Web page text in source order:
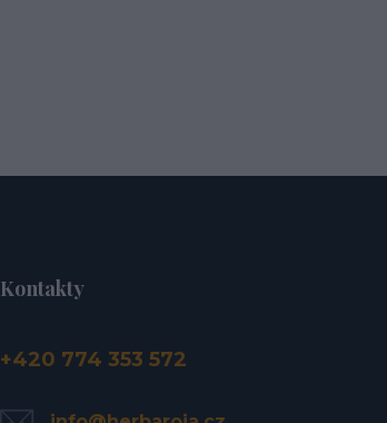
Kontakty
+420 774 353 572